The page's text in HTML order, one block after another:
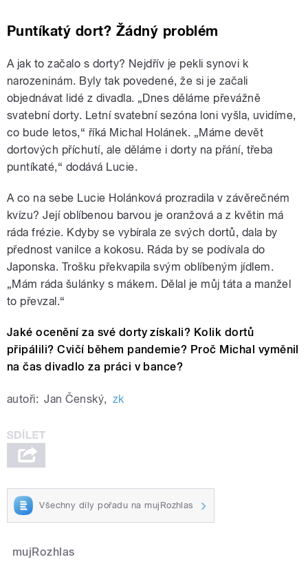
Puntíkatý dort? Žádný problém
A jak to začalo s dorty? Nejdřív je pekli synovi k
narozeninám. Byly tak povedené, že si je začali
objednávat lidé z divadla. „Dnes děláme převážně
svatební dorty. Letní svatební sezóna loni vyšla, uvidíme,
co bude letos,“ říká Michal Holánek. „Máme devět
dortových příchutí, ale děláme i dorty na přání, třeba
puntíkaté,“ dodává Lucie.
A co na sebe Lucie Holánková prozradila v závěrečném
kvízu? Její oblíbenou barvou je oranžová a z květin má
ráda frézie. Kdyby se vybírala ze svých dortů, dala by
přednost vanilce a kokosu. Ráda by se podívala do
Japonska. Trošku překvapila svým oblíbeným jídlem.
„Mám ráda šulánky s mákem. Dělal je můj táta a manžel
to převzal.“
Jaké ocenění za své dorty získali? Kolik dortů
připálili? Cvičí během pandemie? Proč Michal vyměnil
na čas divadlo za práci v bance?
autoři: Jan Čenský, zk
Všechny díly pořadu na mujRozhlas
mujRozhlas